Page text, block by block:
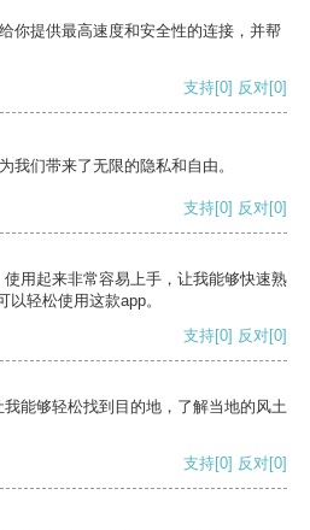
你提供最高速度和安全性的连接，并帮
支持[0] 反对[0]
我们带来了无限的隐私和自由。
支持[0] 反对[0]
用起来非常容易上手，让我能够快速熟
轻松使用这款app。
支持[0] 反对[0]
能够轻松找到目的地，了解当地的风土
支持[0] 反对[0]